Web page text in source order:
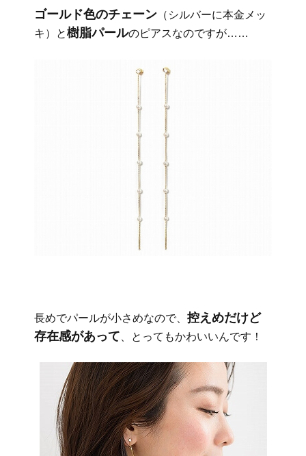
ゴールド色のチェーン （シルバーに本金メッ
キ）と樹脂パールのピアスなのですが……
長めでパールが小さめなので、 控えめだけど
存在感があって 、とってもかわいいんです！